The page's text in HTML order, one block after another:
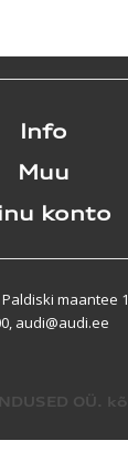
Info
Muu
konto
Paldiski maantee
audi@audi.ee
OÜ.